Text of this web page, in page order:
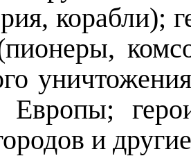
корабли);
Европы;
и